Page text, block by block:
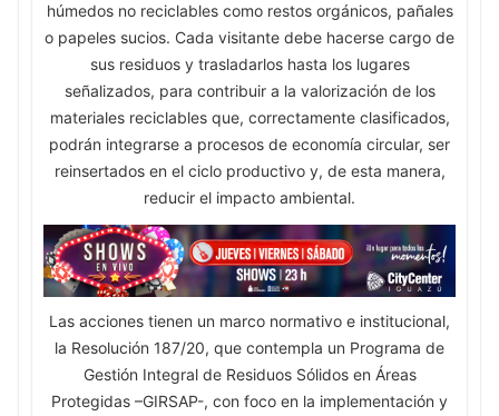
húmedos no reciclables como restos orgánicos, pañales
o papeles sucios. Cada visitante debe hacerse cargo de
sus residuos y trasladarlos hasta los lugares
señalizados, para contribuir a la valorización de los
materiales reciclables que, correctamente clasificados,
podrán integrarse a procesos de economía circular, ser
reinsertados en el ciclo productivo y, de esta manera,
reducir el impacto ambiental.
Las acciones tienen un marco normativo e institucional,
la Resolución 187/20, que contempla un Programa de
Gestión Integral de Residuos Sólidos en Áreas
Protegidas –GIRSAP-, con foco en la implementación y